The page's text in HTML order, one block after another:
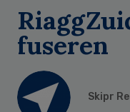
fuseren
Skipr